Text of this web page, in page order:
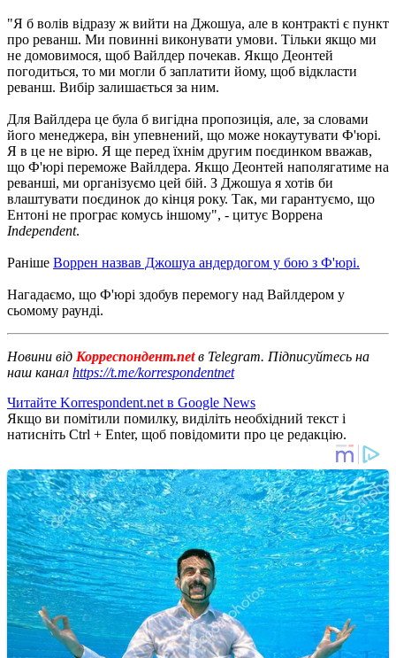
"Я б волів відразу ж вийти на Джошуа, але в контракті є пункт
про реванш. Ми повинні виконувати умови. Тільки якщо ми
не домовимося, щоб Вайлдер почекав. Якщо Деонтей
погодиться, то ми могли б заплатити йому, щоб відкласти
реванш. Вибір залишається за ним.
Для Вайлдера це була б вигідна пропозиція, але, за словами
його менеджера, він упевнений, що може нокаутувати Ф'юрі.
Я в це не вірю. Я ще перед їхнім другим поєдинком вважав,
що Ф'юрі переможе Вайлдера. Якщо Деонтей наполягатиме на
реванші, ми організуємо цей бій. З Джошуа я хотів би
влаштувати поєдинок до кінця року. Так, ми гарантуємо, що
Ентоні не програє комусь іншому", - цитує Воррена
Independent.
Раніше Воррен назвав Джошуа андердогом у бою з Ф'юрі.
Нагадаємо, що Ф'юрі здобув перемогу над Вайлдером у
сьомому раунді.
Новини від Корреспондент.netв Telegram. Підписуйтесь на
наш канал https://t.me/korrespondentnet
Читайте Korrespondent.net в Google News
Якщо ви помітили помилку, виділіть необхідний текст і
натисніть Ctrl + Enter, щоб повідомити про це редакцію.